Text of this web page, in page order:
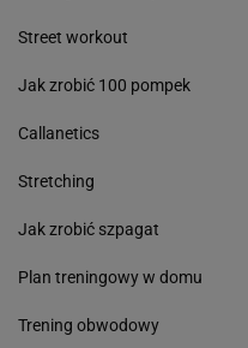
Street workout
Jak zrobić 100 pompek
Callanetics
Stretching
Jak zrobić szpagat
Plan treningowy w domu
Trening obwodowy